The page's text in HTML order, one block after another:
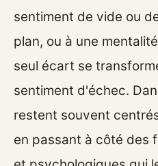
sentiment de vide ou
plan, ou à une
seul écart se
sentiment d'échec.
restent souvent
en passant à côté des